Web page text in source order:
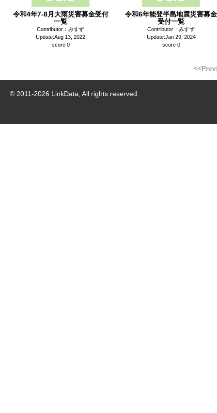
令和4年7-8月大雨災害募金受付
一覧
Contributor：みすず
Update:Aug 13, 2022
score 0
令和6年能登半島地震災害募金
受付一覧
Contributor：みすず
Update:Jan 29, 2024
score 0
© 2011-2026 LinkData, All rights reserved.